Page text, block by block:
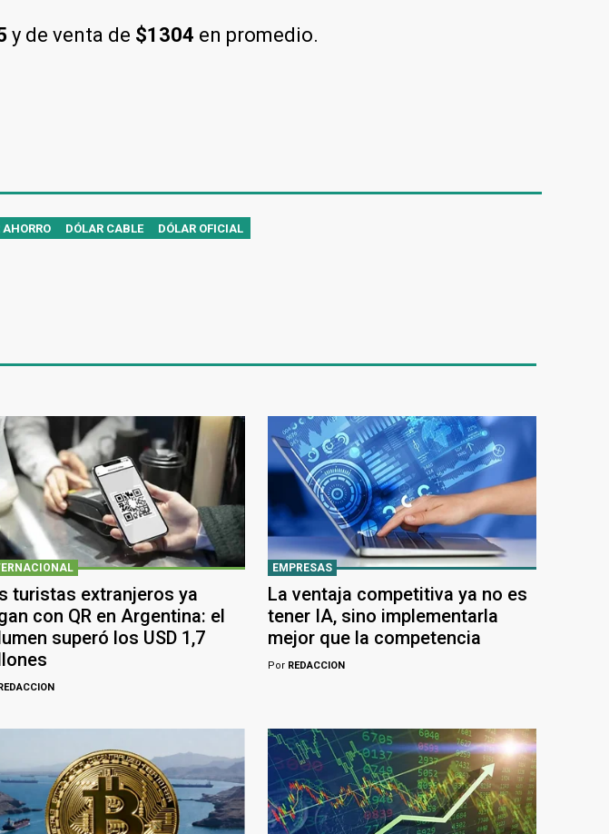
y de venta de $1304 en promedio.
AHORRO DÓLAR CABLE DÓLAR OFICIAL
turistas extranjeros ya
con QR en Argentina: el
superó los USD 1,7
EMPRESAS
La ventaja competitiva ya no es
tener IA, sino implementarla
mejor que la competencia
Por REDACCION